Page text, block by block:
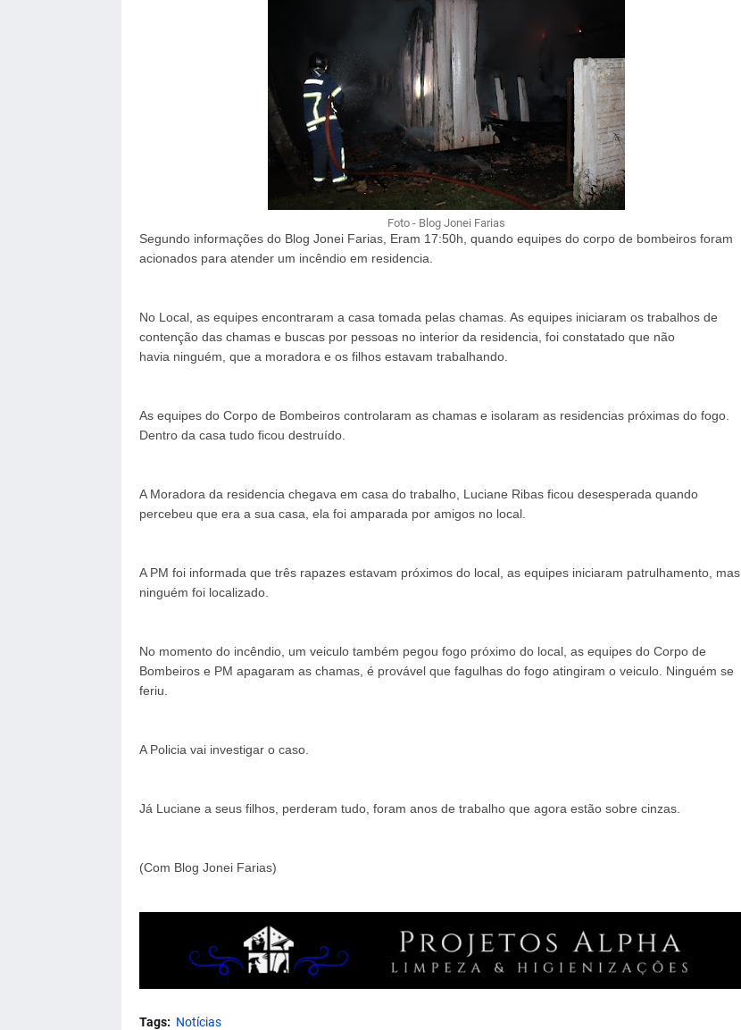
Foto - Blog Jonei Farias
Segundo informações do Blog Jonei Farias, Eram 17:50h, quando equipes do corpo de bombeiros foram
acionados para atender um incêndio em residencia.
No Local, as equipes encontraram a casa tomada pelas chamas. As equipes iniciaram os trabalhos de
contenção das chamas e buscas por pessoas no interior da residencia, foi constatado que não
havia ninguém, que a moradora e os filhos estavam trabalhando.
As equipes do Corpo de Bombeiros controlaram as chamas e isolaram as residencias próximas do fogo.
Dentro da casa tudo ficou destruído.
A Moradora da residencia chegava em casa do trabalho, Luciane Ribas ficou desesperada quando
percebeu que era a sua casa, ela foi amparada por amigos no local.
A PM foi informada que três rapazes estavam próximos do local, as equipes iniciaram patrulhamento, mas
ninguém foi localizado.
No momento do incêndio, um veiculo também pegou fogo próximo do local, as equipes do Corpo de
Bombeiros e PM apagaram as chamas, é provável que fagulhas do fogo atingiram o veiculo. Ninguém se
feriu.
A Policia vai investigar o caso.
Já Luciane a seus filhos, perderam tudo, foram anos de trabalho que agora estão sobre cinzas.
(Com Blog Jonei Farias)
Tags: Notícias